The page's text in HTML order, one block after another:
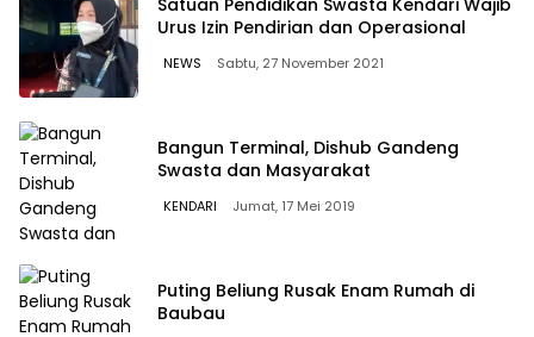
Urus Izin Pendirian dan Operasional
NEWS Sabtu, 27 November 2021
Bangun Terminal, Dishub Gandeng
Swasta dan Masyarakat
KENDARI Jumat, 17 Mei 2019
Puting Beliung Rusak Enam Rumah di
Baubau